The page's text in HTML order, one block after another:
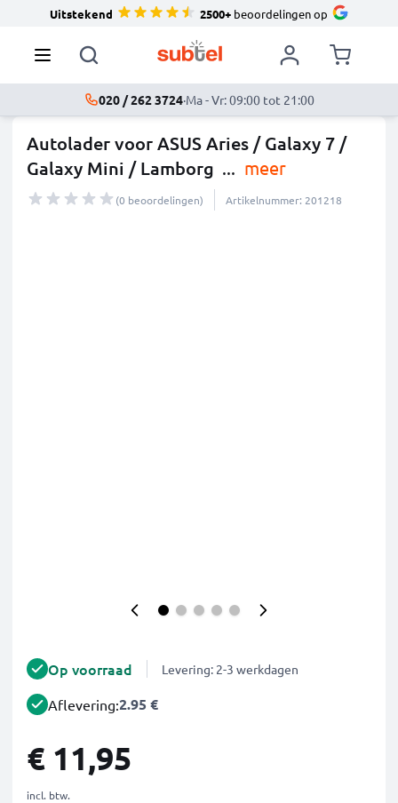
Uitstekend 2500+beoordelingen op
020 / 262 3724·Ma - Vr: 09:00 tot 21:00
Autolader voor ASUS Aries / Galaxy 7 /
Galaxy Mini / Lamborg ... meer
(0 beoordelingen) Artikelnummer: 201218
Op voorraad Levering: 2-3 werkdagen
Aflevering:2.95 €
€ 11,95
incl. btw.